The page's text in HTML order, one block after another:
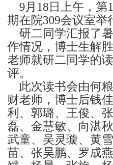
9月18日上午，第
期在院309会议室举
研二同学汇报了
作情况，博士生解
老师就研二同学的
评。
此次读书会由何
财老师，博士后钱
利、郭璐、王俊、
磊、金慧敏、向湛
武童、吴灵璇、黄
苗、张昊鹏、罗成